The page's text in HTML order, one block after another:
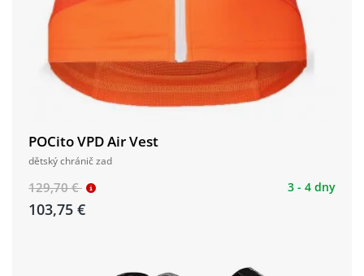
POCito VPD Air Vest
dětský chránič zad
129,70 €
103,75 €
3 - 4 dny